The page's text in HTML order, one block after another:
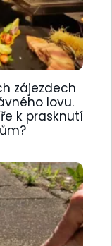
zájezdech
lovu.
k prasknutí